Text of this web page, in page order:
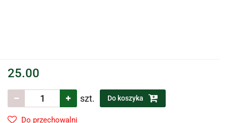
25.00
szt. Do koszyka
Do przechowalni